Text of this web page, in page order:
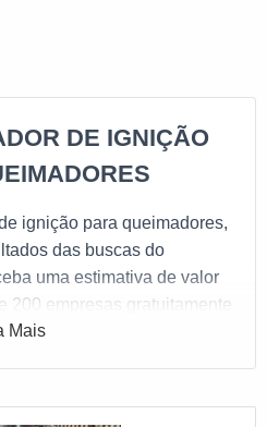
DE IGNIÇÃO
ignição para queimadores,
das buscas do
uma estimativa de valor
200 empresas gratuitamente
Mais